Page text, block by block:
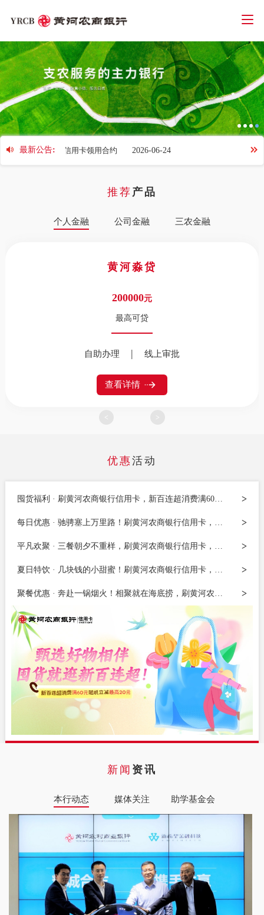
智能客服 人才招聘 招标信息 下载中心
首页
个人金融
公司金融
网络金融
最新公告:
黄河农商银行信用卡领用合约 2026-06-24
推荐 产品
个人金融 公司金融 三农金融
黄河淼贷
200000元
最高可贷
自助办理 | 线上审批
查看详情
< >
优惠活动
囤货福利 · 刷黄河农商银行信用卡，新百连超消费满60元随机立减最高... >
每日优惠 · 驰骋塞上万里路！刷黄河农商银行信用卡，中石油加油满20... >
平凡欢聚 · 三餐朝夕不重样，刷黄河农商银行信用卡，麦当劳满50元立... >
夏日特饮 · 几块钱的小甜蜜！刷黄河农商银行信用卡，蜜雪冰城满9元随... >
聚餐优惠 · 奔赴一锅烟火！相聚就在海底捞，刷黄河农商银行信用卡，... >
新闻 资讯
本行动态 媒体关注 助学基金会